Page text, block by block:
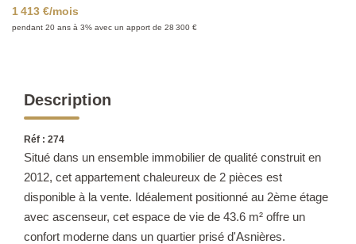
1 413 €/mois
pendant 20 ans à 3% avec un apport de 28 300 €
Description
Réf : 274
Situé dans un ensemble immobilier de qualité construit en
2012, cet appartement chaleureux de 2 pièces est
disponible à la vente. Idéalement positionné au 2ème étage
avec ascenseur, cet espace de vie de 43.6 m² offre un
confort moderne dans un quartier prisé d'Asnières.